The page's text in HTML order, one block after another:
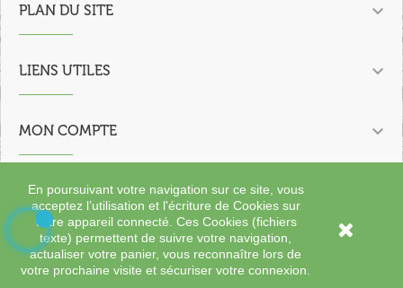
PLAN DU SITE 
LIENS UTILES 
MON COMPTE 
CONTACTEZ NOUS
Copyright 2023 - 2024 L'Oasis des Saveurs.
En poursuivant votre navigation sur ce site, vous
acceptez l’utilisation et l'écriture de Cookies sur
votre appareil connecté. Ces Cookies (fichiers
texte) permettent de suivre votre navigation,
actualiser votre panier, vous reconnaître lors de
votre prochaine visite et sécuriser votre connexion.
